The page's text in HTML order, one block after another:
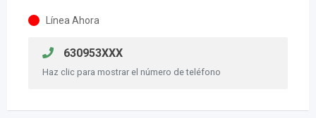
Línea Ahora
630953XXX
Haz clic para mostrar el número de teléfono